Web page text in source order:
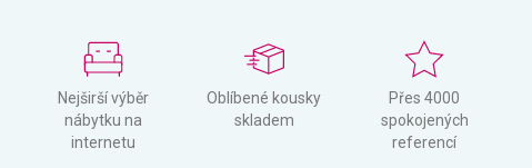
Nejširší výběr
nábytku na
internetu
Oblíbené kousky
skladem
Přes 4000
spokojených
referencí